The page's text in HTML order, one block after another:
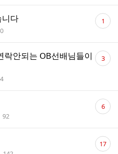
다
회수
댓
글 1
안되는 OB선배님들이
수
댓
글 3
조회수
92
댓
글 6
댓
글17